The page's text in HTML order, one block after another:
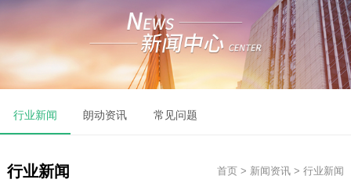
行业新闻 朗动资讯 常见问题
首页 > 新闻资讯 >行业新闻
行业新闻